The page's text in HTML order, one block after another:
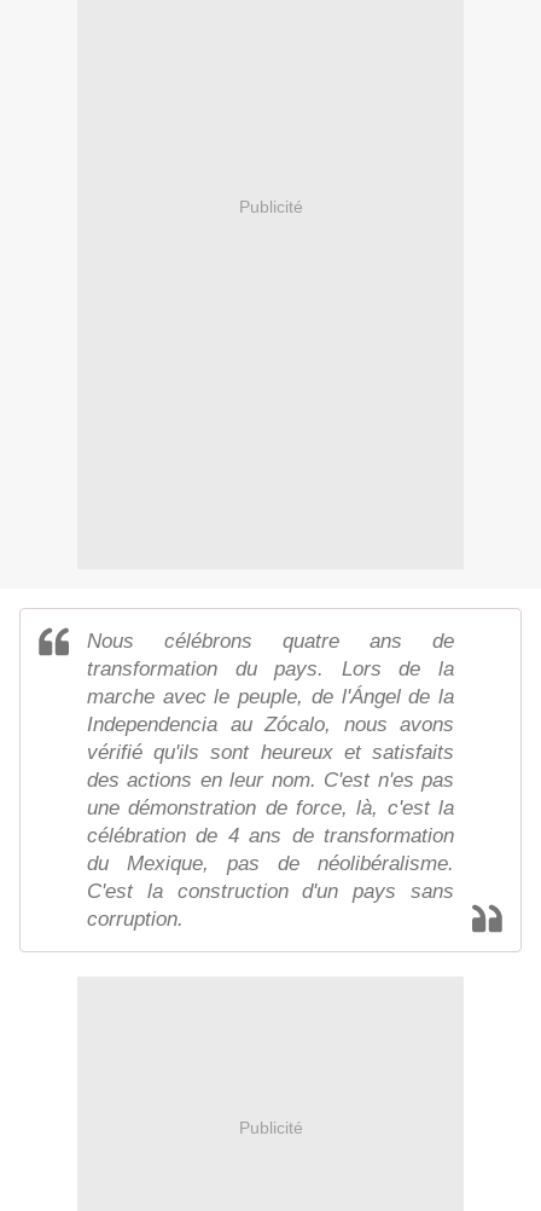
Publicité
Nous célébrons quatre ans de
transformation du pays. Lors de la
marche avec le peuple, de l'Ángel de la
Independencia au Zócalo, nous avons
vérifié qu'ils sont heureux et satisfaits
des actions en leur nom. C'est n'es pas
une démonstration de force, là, c'est la
célébration de 4 ans de transformation
du Mexique, pas de néolibéralisme.
C'est la construction d'un pays sans
corruption.
Publicité